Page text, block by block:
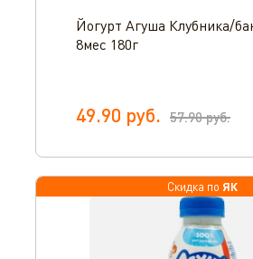
Йогурт Агуша Клубника/
8мес 180г
49.90 руб. 57.90руб.
Скидка по ЯК